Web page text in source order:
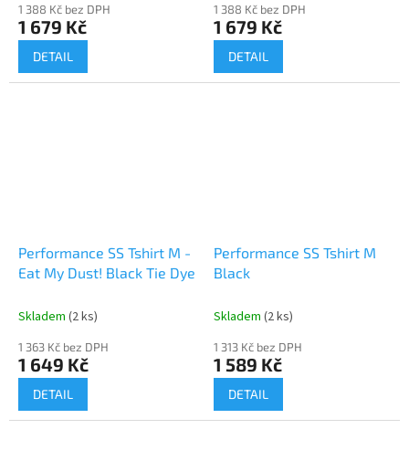
1 388 Kč bez DPH
1 679 Kč
DETAIL
1 388 Kč bez DPH
1 679 Kč
DETAIL
Performance SS Tshirt M -
Eat My Dust! Black Tie Dye
Skladem (2 ks)
1 363 Kč bez DPH
1 649 Kč
DETAIL
Performance SS Tshirt M
Black
Skladem (2 ks)
1 313 Kč bez DPH
1 589 Kč
DETAIL